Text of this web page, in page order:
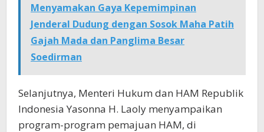
Menyamakan Gaya Kepemimpinan
Jenderal Dudung dengan Sosok Maha Patih
Gajah Mada dan Panglima Besar
Soedirman
Selanjutnya, Menteri Hukum dan HAM Republik
Indonesia Yasonna H. Laoly menyampaikan
program-program pemajuan HAM, di